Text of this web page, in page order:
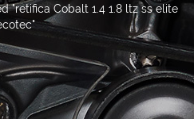
"retifica Cobalt 1.4 1.8 ltz ss elite